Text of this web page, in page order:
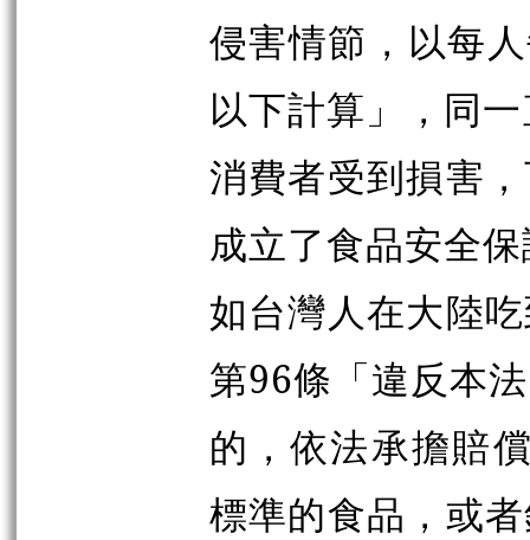
侵害情節，以每
以下計算」，同
消費者受到損害
成立了食品安全
如台灣人在大陸
第96條「違反本
的，依法承擔賠
標準的食品，或